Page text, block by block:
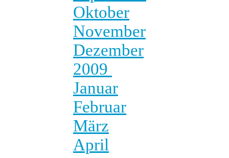
Oktober
November
Dezember
2009
Januar
Februar
März
April